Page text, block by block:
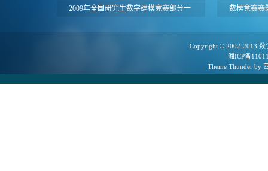
2009年全国研究生数学建模竞赛部分一
获奖名单
数模竞赛赛
Copyright © 2002-2013 数
湘ICP备
Theme Thunderby